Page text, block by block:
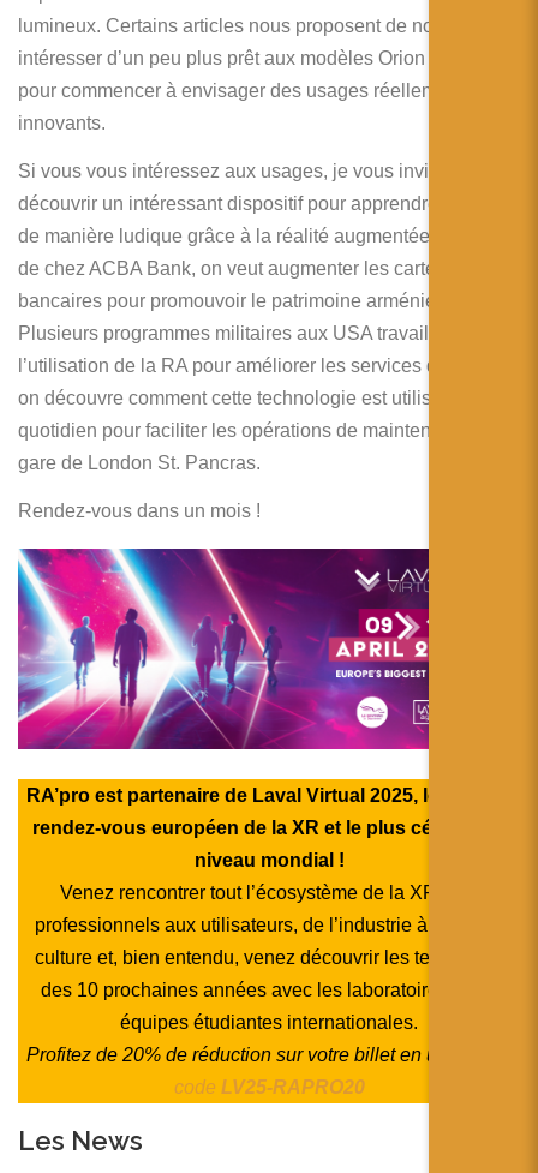
lumineux. Certains articles nous proposent de nous
intéresser d’un peu plus prêt aux modèles Orion de Meta
pour commencer à envisager des usages réellement
innovants.
Si vous vous intéressez aux usages, je vous invite à
découvrir un intéressant dispositif pour apprendre la chimie
de manière ludique grâce à la réalité augmentée. Du côté
de chez ACBA Bank, on veut augmenter les cartes
bancaires pour promouvoir le patrimoine arménien.
Plusieurs programmes militaires aux USA travaillent sur
l’utilisation de la RA pour améliorer les services de santé et
on découvre comment cette technologie est utilisée au
quotidien pour faciliter les opérations de maintenance de la
gare de London St. Pancras.
Rendez-vous dans un mois !
RA’pro est partenaire de Laval Virtual 2025, le premier
rendez-vous européen de la XR et le plus célèbre au
niveau mondial !
Venez rencontrer tout l’écosystème de la XR, des
professionnels aux utilisateurs, de l’industrie à l’art et la
culture et, bien entendu, venez découvrir les tendances
des 10 prochaines années avec les laboratoires et les
équipes étudiantes internationales.
Profitez de 20% de réduction sur votre billet en utilisant
code LV25-RAPRO20
Les News